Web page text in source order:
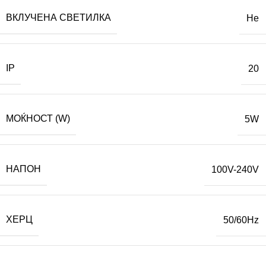
ВКЛУЧЕНА СВЕТИЛКА Не
IP 20
МОЌНОСТ (W) 5W
НАПОН 100V-240V
ХЕРЦ 50/60Hz